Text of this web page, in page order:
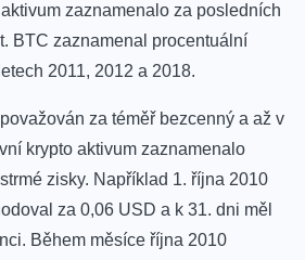
zaznamenalo za posledních
BTC zaznamenal procentuální
2011, 2012 a 2018.
za téměř bezcenný a až v
krypto aktivum zaznamenalo
zisky. Například 1. října 2010
za 0,06 USD a k 31. dni měl
Během měsíce října 2010